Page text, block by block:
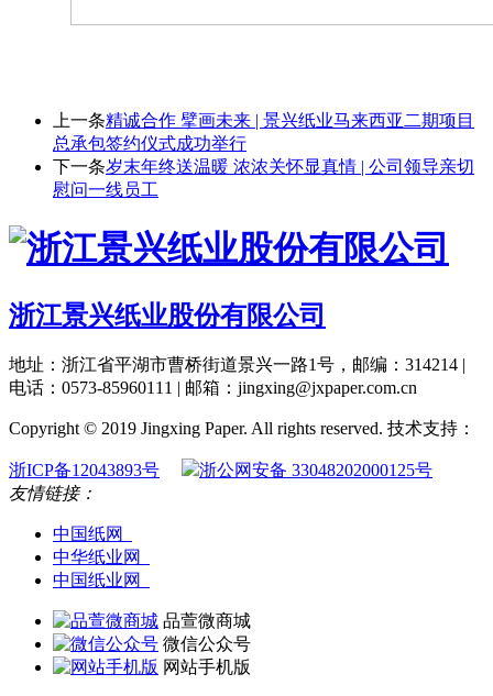
上一条精诚合作 擘画未来 | 景兴纸业马来西亚二期项目
总承包签约仪式成功举行
下一条岁末年终送温暖 浓浓关怀显真情 | 公司领导亲切
慰问一线员工
浙江景兴纸业股份有限公司
地址：浙江省平湖市曹桥街道景兴一路1号，邮编：314214 |
电话：0573-85960111 | 邮箱：jingxing@jxpaper.com.cn
Copyright © 2019 Jingxing Paper. All rights reserved. 技术支持：
浙ICP备12043893号
浙公网安备 33048202000125号
友情链接：
中国纸网
中华纸业网
中国纸业网
品萱微商城
微信公众号
网站手机版